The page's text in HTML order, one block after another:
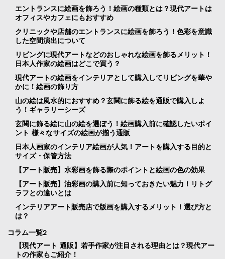
エントランスに絵画を飾ろう！絵画の種類とは？現代アートは
オフィスやカフェにもおすすめ
クリニックや店舗のエントランスに絵画を飾ろう！色彩を意識
した空間演出について
リビングに現代アートなどのおしゃれな絵画を飾るメリット！
日本人作家の絵画はどこで買う？
現代アートの絵画をインテリアとして購入してリビングを華や
かに！絵画の飾り方
山の絵は風水的におすすめ？玄関に飾る絵を通販で購入しよ
う！ギャラリーシーズ
玄関に飾る絵に山の絵を選ぼう！絵画購入前に確認したいポイ
ント 様々なサイズの絵画が揃う通販
日本人画家のインテリア絵画が人気！アートを購入する目的と
サイズ・保管方法
【アート販売】水彩画を飾る際のポイントと絵画の色の効果
【アート販売】油彩画の購入前に知っておきたい魅力！リトグ
ラフとの違いとは
インテリアアート販売店で版画を購入するメリット！選び方と
は？
コラム一覧2
【現代アート 通販】若手作家が注目される理由とは？現代アー
トの作家もご紹介！